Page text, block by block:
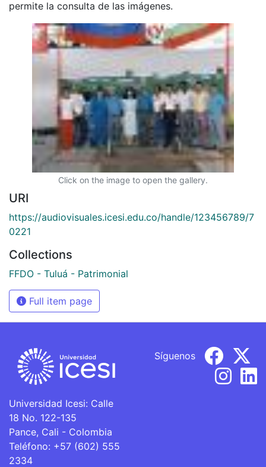
permite la consulta de las imágenes.
Click on the image to open the gallery.
URI
https://audiovisuales.icesi.edu.co/handle/123456789/7
0221
Collections
FFDO - Tuluá - Patrimonial
Full item page
Universidad Icesi: Calle
18 No. 122-135
Pance, Cali - Colombia
Teléfono: +57 (602) 555
2334
Síguenos